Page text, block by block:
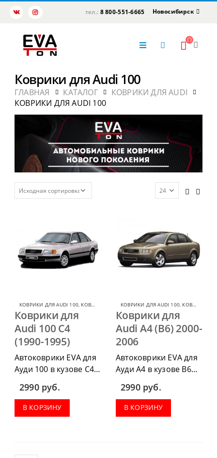
тел.: 8 800-551-6665 Новосибирск
Коврики для Audi 100
ГЛАВНАЯ КАТАЛОГ
КОВРИКИ ДЛЯ AUDI
КОВРИКИ ДЛЯ AUDI 100
КОВРИКИ ДЛЯ AUDI 100, КОВРИКИ ДЛЯ AUDI
Коврики для
Audi 100 C4
(1990-1995)
Автоковрики EVA для
Ауди 100 в кузове С4
1990-1995 г.в. можно
приобрести в
комплектации:
водительский коврик,
2990 руб.
В КОРЗИНУ
КОВРИКИ ДЛЯ AUDI 100, КОВРИКИ ДЛЯ AUDI
Коврики для
Audi A4 (B6) 2000-
2006
Автоковрики EVA для
Ауди А4 в кузове В6
2000-2006 г.в. можно
приобрести в
комплектации:
водительский коврик,
2990 руб.
В КОРЗИНУ